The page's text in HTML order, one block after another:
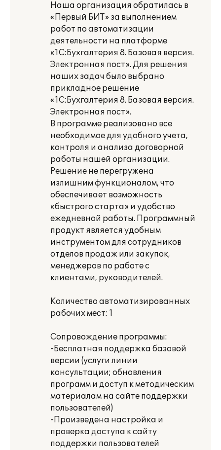
Наша организация обратилась в
«Первый БИТ» за выполнением
работ по автоматизации
деятельности на платформе
«1С:Бухгалтерия 8. Базовая версия.
Электронная пост». Для решения
наших задач было выбрано
прикладное решение
«1С:Бухгалтерия 8. Базовая версия.
Электронная пост».
В программе реализовано все
необходимое для удобного учета,
контроля и анализа договорной
работы нашей организации.
Решение не перегружена
излишним функционалом, что
обеспечивает возможность
«быстрого старта» и удобство
ежедневной работы. Программный
продукт является удобным
инструментом для сотрудников
отделов продаж или закупок,
менеджеров по работе с
клиентами, руководителей.
Количество автоматизированных
рабочих мест: 1
Сопровождение программы:
-Бесплатная поддержка базовой
версии (услуги линии
консультации; обновления
программ и доступ к методическим
материалам на сайте поддержки
пользователей)
-Произведена настройка и
проверка доступа к сайту
поддержки пользователей